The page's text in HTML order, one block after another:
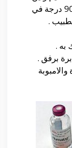
ليكون دخول البرة علي شكل 90 درجة في
.
به .